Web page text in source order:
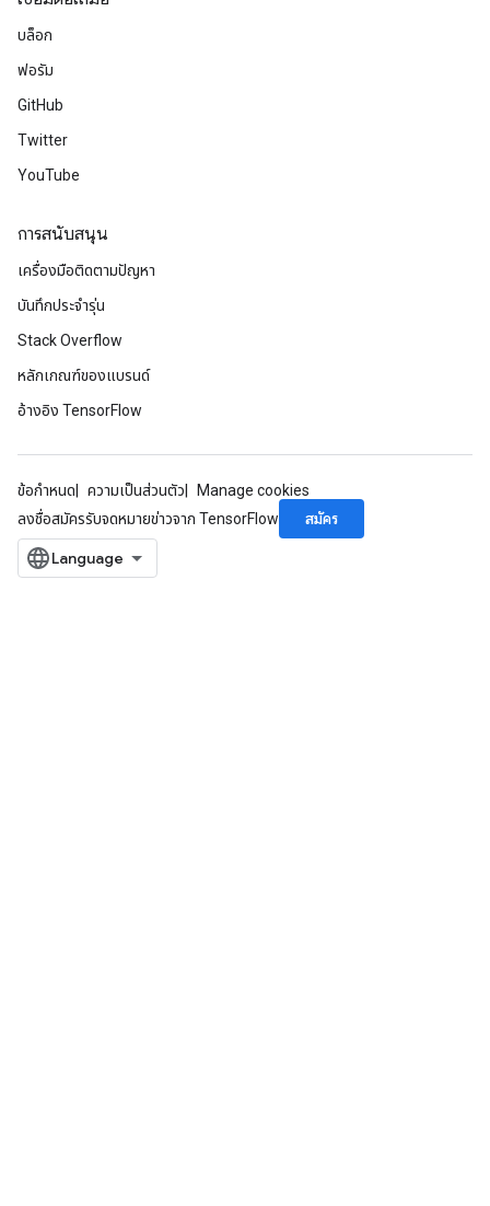
บล็อก
ฟอรัม
GitHub
Twitter
YouTube
การสนับสนุน
เครื่องมือติดตามปัญหา
บันทึกประจำรุ่น
Stack Overflow
หลักเกณฑ์ของแบรนด์
อ้างอิง TensorFlow
ข้อกำหนด ความเป็นส่วนตัว
Manage cookies
ลงชื่อสมัครรับจดหมายข่าวจาก TensorFlow
สมัคร